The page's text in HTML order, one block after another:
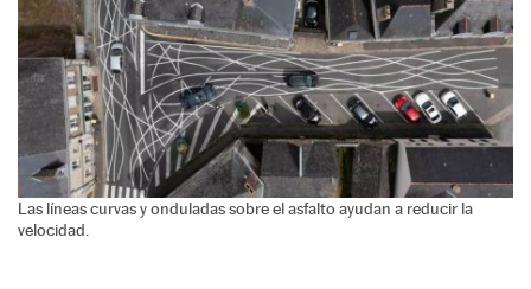
Las líneas curvas y onduladas sobre el asfalto ayudan a reducir la
velocidad.